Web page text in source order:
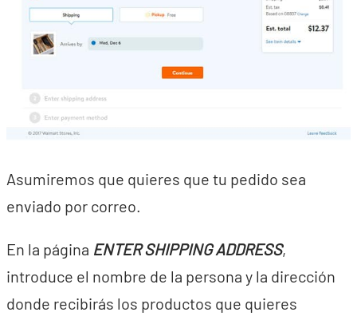
Asumiremos que quieres que tu pedido sea
enviado por correo.
En la página ENTER SHIPPING ADDRESS,
introduce el nombre de la persona y la dirección
donde recibirás los productos que quieres